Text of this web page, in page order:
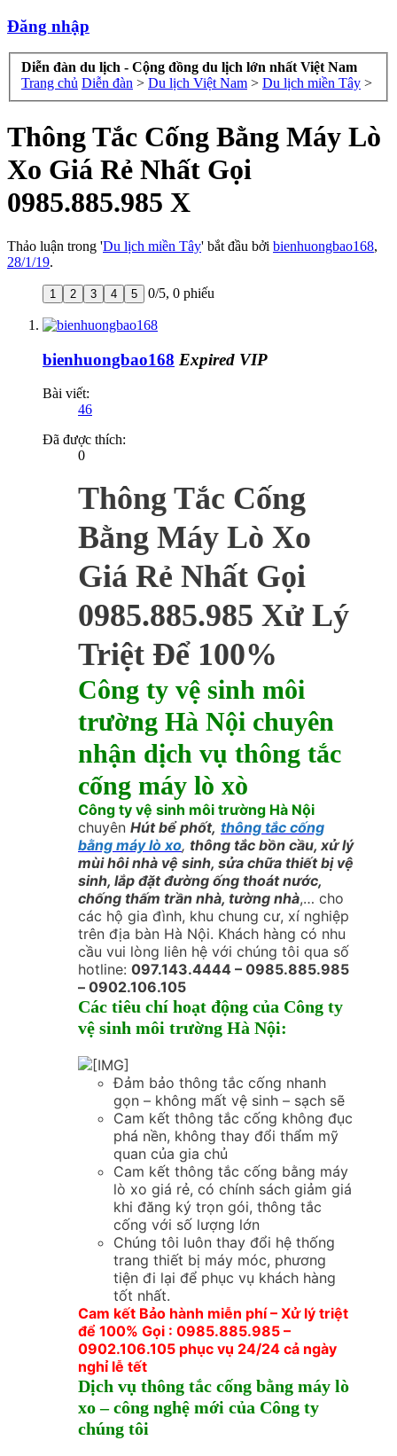
Đăng nhập
Diễn đàn du lịch - Cộng đồng du lịch lớn nhất Việt Nam
Trang chủ Diễn đàn > Du lịch Việt Nam > Du lịch miền Tây >
Thông Tắc Cống Bằng Máy Lò
Xo Giá Rẻ Nhất Gọi
0985.885.985 X
Thảo luận trong 'Du lịch miền Tây' bắt đầu bởi bienhuongbao168,
28/1/19.
1 2 3 4 5 0/5, 0 phiếu
bienhuongbao168 Expired VIP
Bài viết:
46
Đã được thích:
0
Thông Tắc Cống
Bằng Máy Lò Xo
Giá Rẻ Nhất Gọi
0985.885.985 Xử Lý
Triệt Để 100%
Công ty vệ sinh môi
trường Hà Nội chuyên
nhận dịch vụ thông tắc
cống máy lò xò
Công ty vệ sinh môi trường Hà Nội
chuyên Hút bể phốt, thông tắc cống
bằng máy lò xo, thông tắc bồn cầu, xử lý
mùi hôi nhà vệ sinh, sửa chữa thiết bị vệ
sinh, lắp đặt đường ống thoát nước,
chống thấm trần nhà, tường nhà,… cho
các hộ gia đình, khu chung cư, xí nghiệp
trên địa bàn Hà Nội. Khách hàng có nhu
cầu vui lòng liên hệ với chúng tôi qua số
hotline: 097.143.4444 – 0985.885.985
– 0902.106.105
Các tiêu chí hoạt động của Công ty
vệ sinh môi trường Hà Nội:
Đảm bảo thông tắc cống nhanh
gọn – không mất vệ sinh – sạch sẽ
Cam kết thông tắc cống không đục
phá nền, không thay đổi thẩm mỹ
quan của gia chủ
Cam kết thông tắc cống bằng máy
lò xo giá rẻ, có chính sách giảm giá
khi đăng ký trọn gói, thông tắc
cống với số lượng lớn
Chúng tôi luôn thay đổi hệ thống
trang thiết bị máy móc, phương
tiện đi lại để phục vụ khách hàng
tốt nhất.
Cam kết Bảo hành miễn phí – Xử lý triệt
để 100% Gọi : 0985.885.985 –
0902.106.105 phục vụ 24/24 cả ngày
nghỉ lễ tết
Dịch vụ thông tắc cống bằng máy lò
xo – công nghệ mới của Công ty
chúng tôi